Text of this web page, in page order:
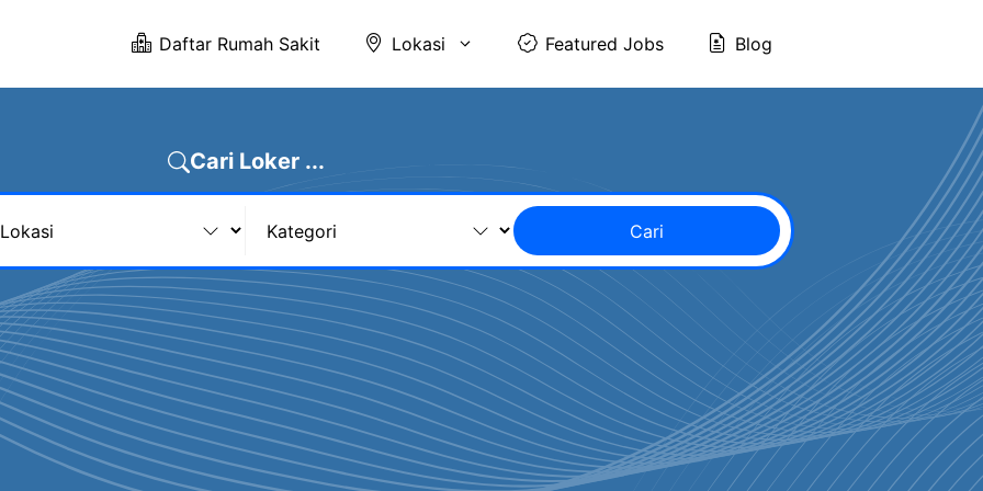
Daftar Rumah Sakit Lokasi Featured Jobs Blog
Cari Loker ...
Cari